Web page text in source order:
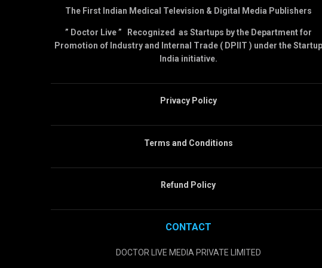
The First Indian Medical Television & Digital Media Publishers
” Doctor Live ” Recognized as Startups by the Department for
Promotion of Industry and Internal Trade ( DPIIT ) under the Startup
India initiative.
Privacy Policy
Terms and Conditions
Refund Policy
CONTACT
DOCTOR LIVE MEDIA PRIVATE LIMITED